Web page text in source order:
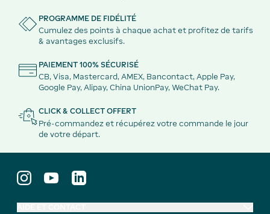
PROGRAMME DE FIDÉLITÉ
Cumulez des points à chaque achat et profitez de tarifs
& avantages exclusifs.
PAIEMENT 100% SÉCURISÉ
CB, Visa, Mastercard, AMEX, Bancontact, Apple Pay,
Google Pay, Alipay, China UnionPay, WeChat Pay.
CLICK & COLLECT OFFERT
Pré-commandez et récupérez votre commande le jour
de votre départ.